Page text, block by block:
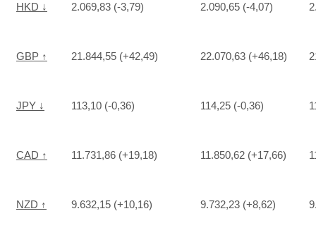
HKD ↓ 2.069,83 (-3,79) 2.090,65 (-4,07)
GBP ↑ 21.844,55 (+42,49) 22.070,63 (+46,18)
JPY ↓ 113,10 (-0,36) 114,25 (-0,36)
CAD ↑ 11.731,86 (+19,18) 11.850,62 (+17,66)
NZD ↑ 9.632,15 (+10,16) 9.732,23 (+8,62)